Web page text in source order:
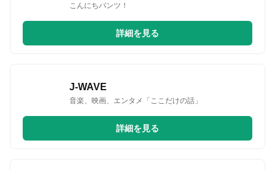
こんにちパンツ！
詳細を見る
J-WAVE
音楽、映画、エンタメ「ここだけの話」
詳細を見る